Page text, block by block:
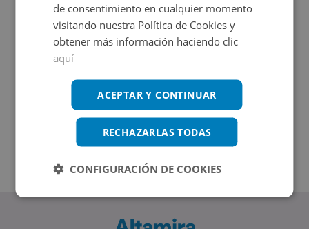
Consultar precio
+ 61m2
de consentimiento en cualquier momento
visitando nuestra Política de Cookies y
obtener más información haciendo clic
aquí
ACEPTAR Y CONTINUAR
RECHAZARLAS TODAS
CONFIGURACIÓN DE COOKIES